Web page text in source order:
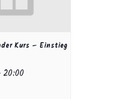
Kurs – Einstieg
20:00